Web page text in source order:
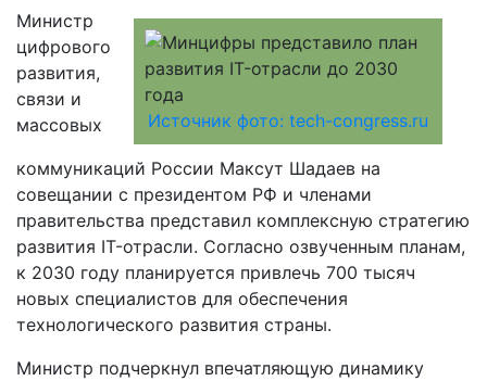
Источник фото: tech-congress.ru
Министр
цифрового
развития,
связи и
массовых
коммуникаций России Максут Шадаев на
совещании с президентом РФ и членами
правительства представил комплексную стратегию
развития IT-отрасли. Согласно озвученным планам,
к 2030 году планируется привлечь 700 тысяч
новых специалистов для обеспечения
технологического развития страны.
Министр подчеркнул впечатляющую динамику